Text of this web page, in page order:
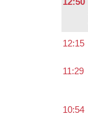
12:15
11:29
10:54